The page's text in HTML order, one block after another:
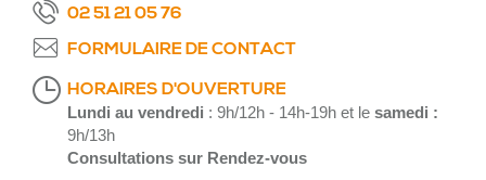
02 51 21 05 76
FORMULAIRE DE CONTACT
HORAIRES D'OUVERTURE
Lundi au vendredi : 9h/12h - 14h-19h et le samedi :
9h/13h
Consultations sur Rendez-vous